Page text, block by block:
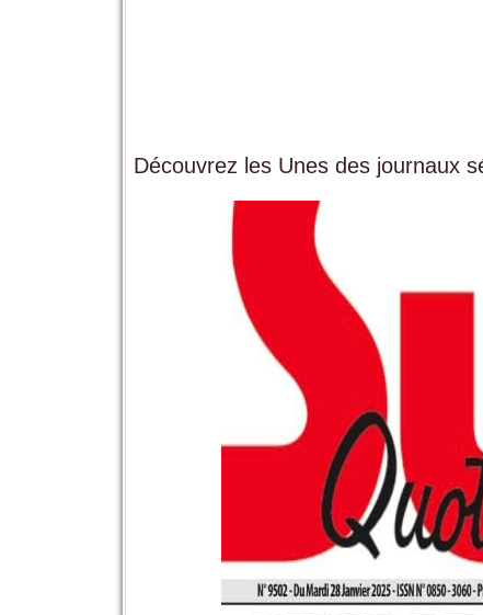
Découvrez les Unes des journaux